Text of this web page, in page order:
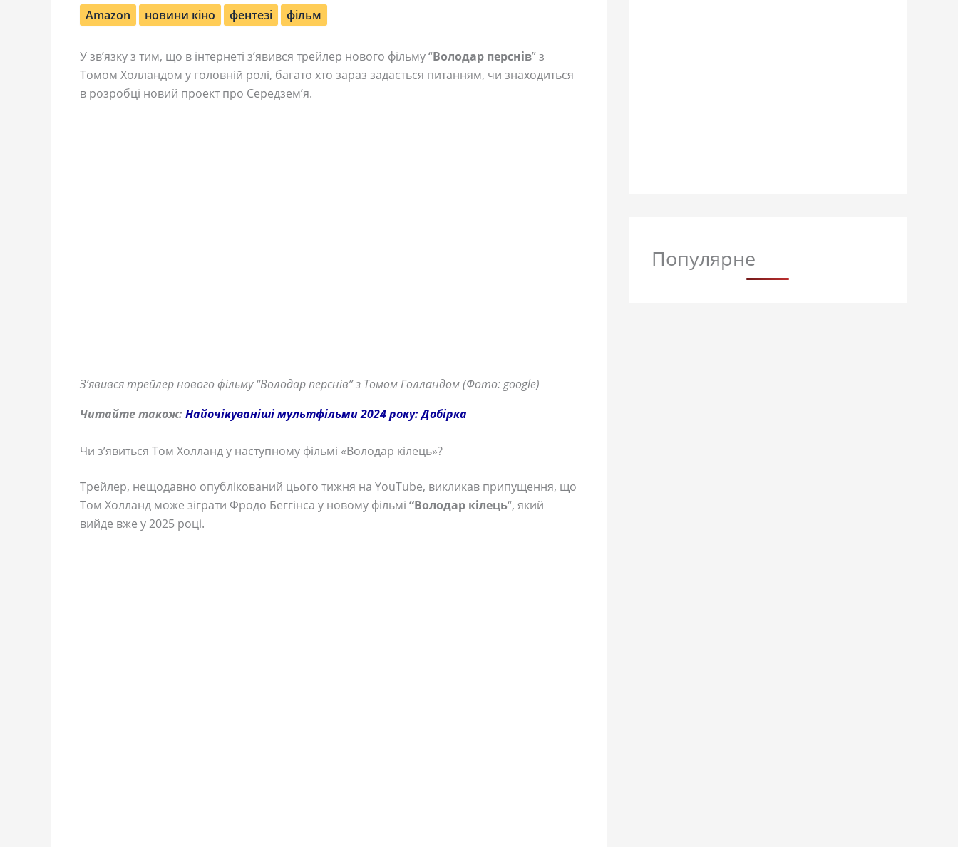
Amazon новини кіно фентезі фільм
У зв’язку з тим, що в інтернеті з’явився трейлер нового фільму “Володар перснів” з
Томом Холландом у головній ролі, багато хто зараз задається питанням, чи знаходиться
в розробці новий проект про Середзем’я.
З’явився трейлер нового фільму “Володар перснів” з Томом Голландом (Фото: google)
Читайте також:Найочікуваніші мультфільми 2024 року: Добірка
Чи з’явиться Том Холланд у наступному фільмі «Володар кілець»?
Трейлер, нещодавно опублікований цього тижня на YouTube, викликав припущення, що
Том Холланд може зіграти Фродо Беггінса у новому фільмі “Володар кілець“, який
вийде вже у 2025 році.
Популярне